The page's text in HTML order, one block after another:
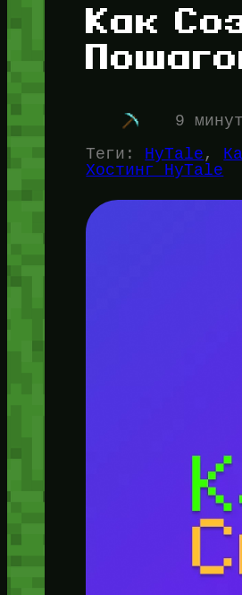
Как
9 минут
Теги: HyTale ,
Хостинг HyTale